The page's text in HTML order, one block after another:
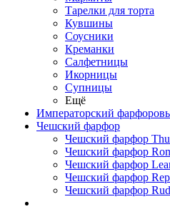
Тарелки для торта
Кувшины
Соусники
Креманки
Салфетницы
Икорницы
Супницы
Ещё
Императорский
Чешский фарфор
Чешский фарфор
Чешский фарфор
Чешский фарфор
Чешский фарфор
Чешский фарфор